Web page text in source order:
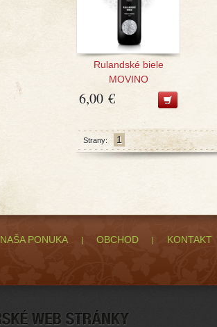
Rulandské biele
MOVINO
6,00 €
Strany: 1
NAŠA PONUKA OBCHOD KONTAKT